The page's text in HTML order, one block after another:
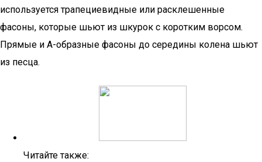
используется трапециевидные или расклешенные
фасоны, которые шьют из шкурок с коротким ворсом.
Прямые и А-образные фасоны до середины колена шьют
из песца.
Читайте также: